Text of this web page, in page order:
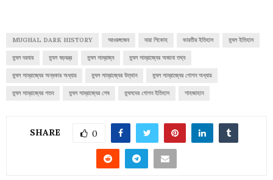
MUGHAL DARK HISTORY আওরঙ্গজেব দারা শিকোহ ভারতীয় ইতিহাস মুঘল ইতিহাস
মুঘল দরবার মুঘল ষড়যন্ত্র মুঘল সাম্রাজ্য মুঘল সাম্রাজ্যের অজানা তথ্য
মুঘল সাম্রাজ্যের অন্ধকার অধ্যায় মুঘল সাম্রাজ্যের উত্থান মুঘল সাম্রাজ্যের গোপন অধ্যায়
মুঘল সাম্রাজ্যের পতন মুঘল সাম্রাজ্যের শেষ মুঘলদের গোপন ইতিহাস শাহজাহান
SHARE 0